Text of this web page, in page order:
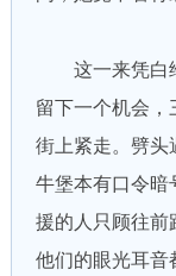
这一来凭白给
留下一个机会，
街上紧走。劈头
牛堡本有口令暗
援的人只顾往前
他们的眼光耳音